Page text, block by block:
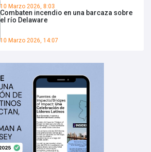
10 Marzo 2026, 8:03
Combaten incendio en una barcaza sobre
el río Delaware
10 Marzo 2026, 14:07